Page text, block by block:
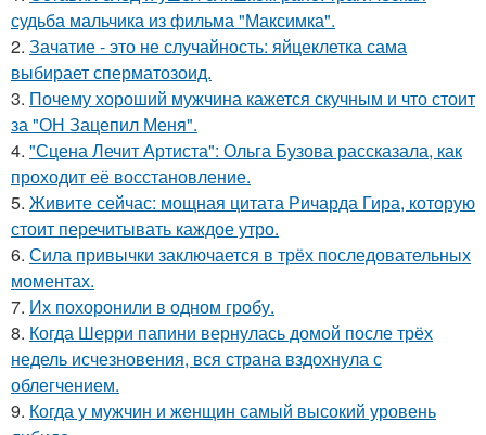
судьба мальчика из фильма "Максимка".
2. Зачатие - это не случайность: яйцеклетка сама
выбирает сперматозоид.
3. Почему хороший мужчина кажется скучным и что стоит
за "ОН Зацепил Меня".
4. "Сцена Лечит Артиста": Ольга Бузова рассказала, как
проходит её восстановление.
5. Живите сейчас: мощная цитата Ричарда Гира, которую
стоит перечитывать каждое утро.
6. Сила привычки заключается в трёх последовательных
моментах.
7. Их похоронили в одном гробу.
8. Когда Шерри папини вернулась домой после трёх
недель исчезновения, вся страна вздохнула с
облегчением.
9. Когда у мужчин и женщин самый высокий уровень